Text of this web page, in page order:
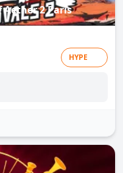
Aether 2 Paris
HYPE